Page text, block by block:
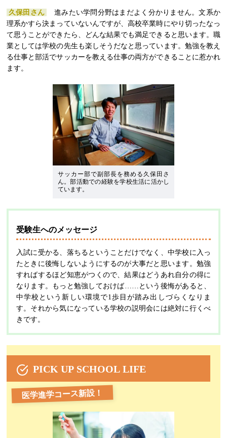
久保田さん
進みたい学問分野はまだよく分かりません。文系か
理系かすら決まっていないんですが、高校卒業時にやり切ったなっ
て思うことができたら、どんな結果でも満足できると思います。職
業としては学校の先生も楽しそうだなと思っています。勉強を教え
る仕事と部活でサッカーを教える仕事の両方ができることに惹かれ
ます。
サッカー部で副部長を務める久保田さ
ん。部活動での経験を学校生活に活かし
ています。
受験生へのメッセージ
入試に受かる、落ちるということだけでなく、中学校に入っ
たときに後悔しないようにするのが大事だと思います。勉強
すればするほど知恵がつくので、結果はどうあれ自分の得に
なります。もっと勉強しておけば……という後悔があると、
中学校という新しい環境で1歩目が踏み出しづらくなりま
す。それから気になっている学校の説明会には絶対に行くべ
きです。
PICK UP SCHOOL LIFE
医学進学コース新設！